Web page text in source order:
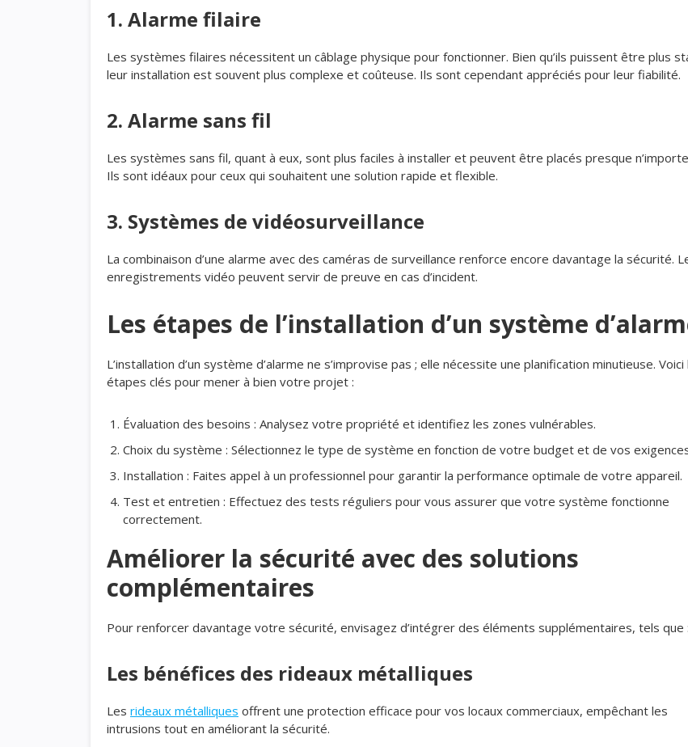
1. Alarme filaire
Les systèmes filaires nécessitent un câblage physique pour fonctionner. Bien qu’ils puissent être plus
leur installation est souvent plus complexe et coûteuse. Ils sont cependant appréciés pour leur fiabilité.
2. Alarme sans fil
Les systèmes sans fil, quant à eux, sont plus faciles à installer et peuvent être placés presque
Ils sont idéaux pour ceux qui souhaitent une solution rapide et flexible.
3. Systèmes de vidéosurveillance
La combinaison d’une alarme avec des caméras de surveillance renforce encore davantage la sécurité.
enregistrements vidéo peuvent servir de preuve en cas d’incident.
Les étapes de l’installation d’un système
L’installation d’un système d’alarme ne s’improvise pas ; elle nécessite une planification minutieuse. Voici
étapes clés pour mener à bien votre projet :
Évaluation des besoins : Analysez votre propriété et identifiez les zones vulnérables.
Choix du système : Sélectionnez le type de système en fonction de votre budget et de vos
Installation : Faites appel à un professionnel pour garantir la performance optimale de votre appareil.
Test et entretien : Effectuez des tests réguliers pour vous assurer que votre système fonctionne
correctement.
Améliorer la sécurité avec des solutions
complémentaires
Pour renforcer davantage votre sécurité, envisagez d’intégrer des éléments supplémentaires, tels que :
Les bénéfices des rideaux métalliques
Les rideaux métalliques offrent une protection efficace pour vos locaux commerciaux, empêchant les
intrusions tout en améliorant la sécurité.